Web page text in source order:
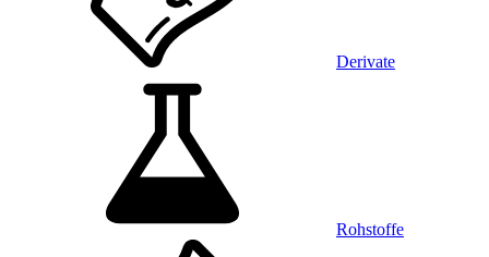
Derivate
Rohstoffe